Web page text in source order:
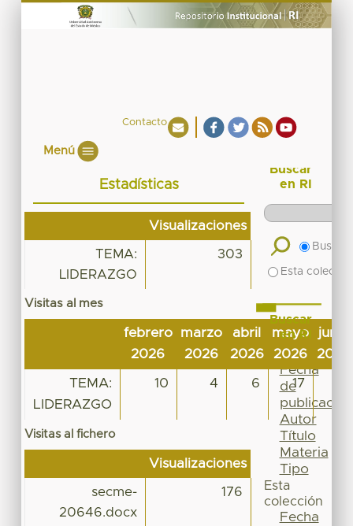
Contacto
Menú
Estadísticas
Visualizaciones
TEMA:
LIDERAZGO
303
Visitas al mes
febrero
2026
marzo
2026
abril
2026
mayo
2026
junio
2026
TEMA:
LIDERAZGO
10 4 6 17
Visitas al fichero
Visualizaciones
secme-
20646.docx
176
Buscar
en RI
Buscar
Esta
Buscar
en RI
Por
Fecha
de
publicación
Autor
Título
Materia
Tipo
Esta
colección
Fecha